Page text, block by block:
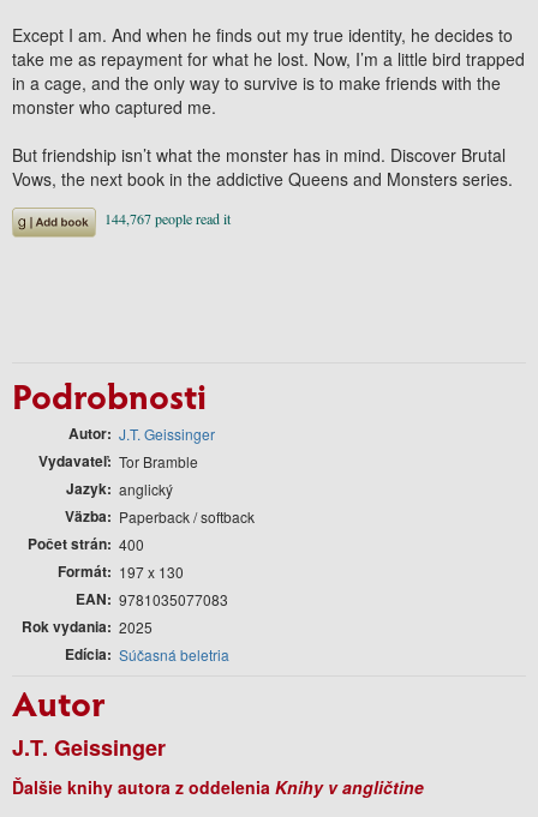
Except I am. And when he finds out my true identity, he decides to
take me as repayment for what he lost. Now, I’m a little bird trapped
in a cage, and the only way to survive is to make friends with the
monster who captured me.
But friendship isn’t what the monster has in mind. Discover Brutal
Vows, the next book in the addictive Queens and Monsters series.
Podrobnosti
Autor J.T. Geissinger
Vydavateľ Tor Bramble
Jazyk anglický
Väzba Paperback / softback
Počet strán 400
Formát 197 x 130
EAN 9781035077083
Rok vydania 2025
Edícia Súčasná beletria
Autor
J.T. Geissinger
Ďalšie knihy autora z oddelenia Knihy v angličtine